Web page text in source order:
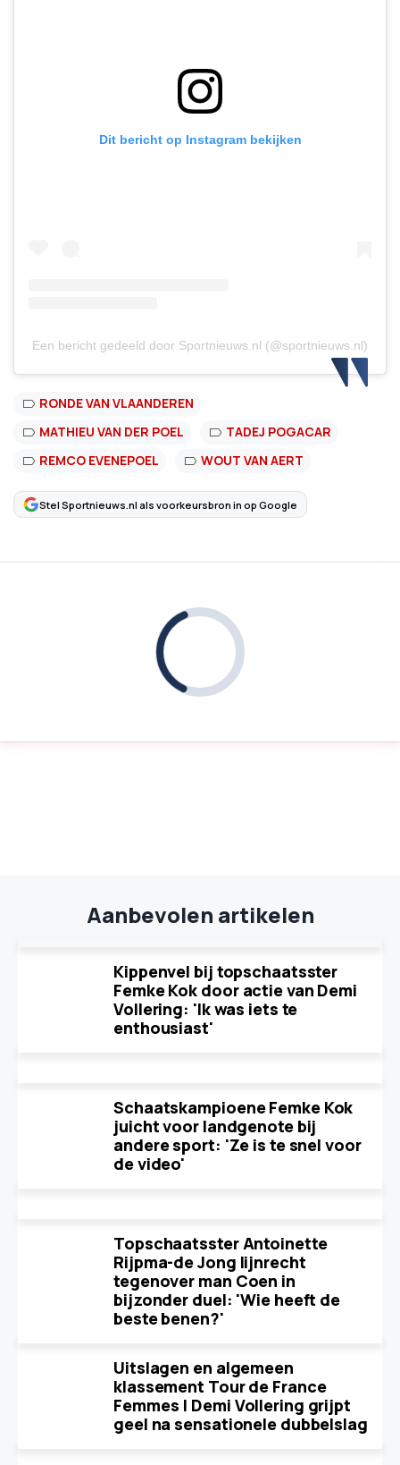
Dit bericht op Instagram bekijken
Een bericht gedeeld door Sportnieuws.nl (@sportnieuws.nl)
RONDE VAN VLAANDEREN
MATHIEU VAN DER POEL
TADEJ POGACAR
REMCO EVENEPOEL
WOUT VAN AERT
Stel Sportnieuws.nl als voorkeursbron in op Google
Aanbevolen artikelen
Kippenvel bij topschaatsster
Femke Kok door actie van Demi
Vollering: 'Ik was iets te
enthousiast'
Schaatskampioene Femke Kok
juicht voor landgenote bij
andere sport: 'Ze is te snel voor
de video'
Topschaatsster Antoinette
Rijpma-de Jong lijnrecht
tegenover man Coen in
bijzonder duel: 'Wie heeft de
beste benen?'
Uitslagen en algemeen
klassement Tour de France
Femmes | Demi Vollering grijpt
geel na sensationele dubbelslag